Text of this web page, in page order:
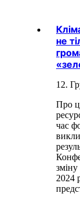
не
12.
Про
час
2024